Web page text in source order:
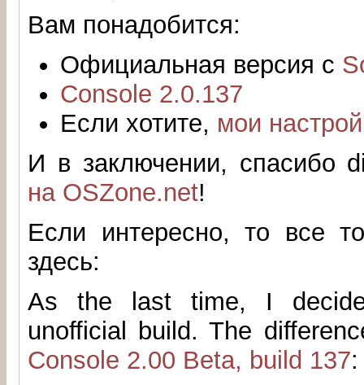
Вам понадобится:
Официальная версия с
Console 2.0.137
Если хотите, мои
И в заключении, спасибо
на OSZone.net!
Если интересно, то все
здесь:
As the last time, I
unofficial build. The
Console 2.00 Beta, build 137: